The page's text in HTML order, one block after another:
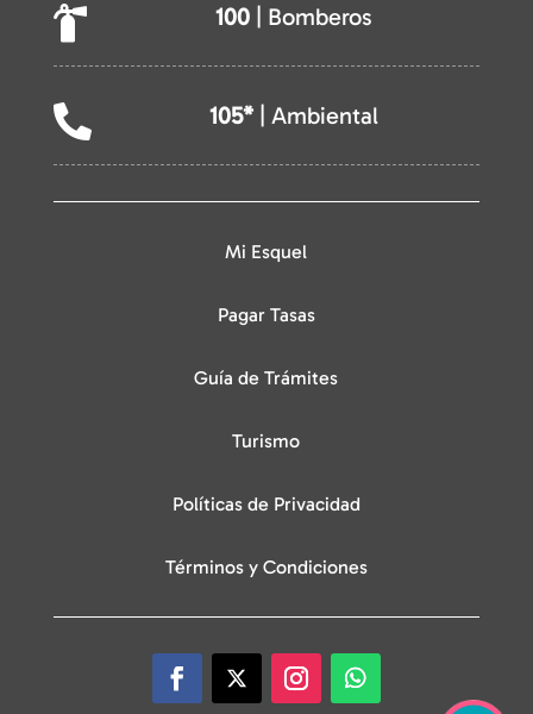
 100 | Bomberos
 105* | Ambiental
Mi Esquel
Pagar Tasas
Guía de Trámites
Turismo
Políticas de Privacidad
Términos y Condiciones